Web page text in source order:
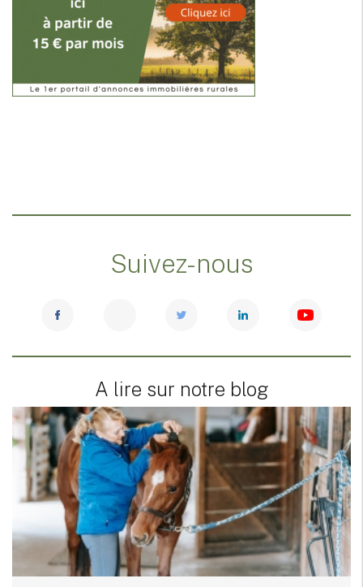
Suivez-nous
A lire sur notre blog